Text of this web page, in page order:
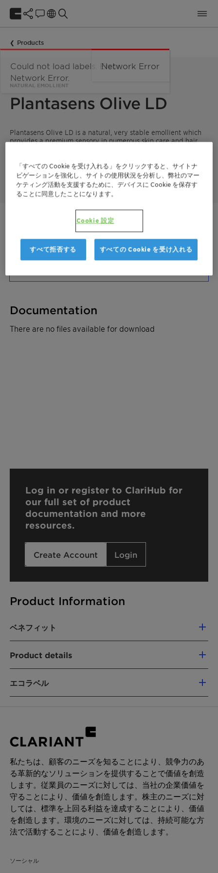
Products
NATURAL EMOLLIENT
Plantasens Olive LD
Plantasens Olive LD is a natural, very stable emollient which
provides a premium sensory in numerous skin care and hair
solubilization power for crystalline UV filters an ideal choice
for sun care applications.
ご連絡ください
サンプルを注文
Product Information
ベネフィット
Excellent compatibility with natural and
synthetic waxes
Very good performance of solubilizing
Product details
Emollient
CHEMICAL TYPE
Plant Oil
用途
Shower, Liquid Soap
Shampoo
Hair Conditioner
Color Cosmetics
エコラベル
Whole Foods Premium
INCI
名:
Hydrogenated Ethylhexyl Olivate (and)
Hydrogenated Olive Oil unsaponifiables
製品機能:
Alternative to silicones, Emollient
再生可能炭素指数(RCI): 92 %
環境ワーキンググループ（EWG）評価: 1
パームを含有
ヴィーガン協会（Vegan Society）ラベルの詳細
Documentation
There are no files available for download
Log in or register to ClariHub for
our full set of product
documentation and more
resources.
Create Account Login
私たちは、顧客のニーズを知ることにより、競争力のあ
る革新的なソリューションを提供することで価値を創造
します。従業員のニーズに対しては、当社の企業価値を
守ることにより、価値を創造します。株主のニーズに対
しては、標準を上回る利益を達成することにより、価値
を創造します。環境のニーズに対しては、持続可能な方
法で活動することにより、価値を創造します。
ソーシャル
「すべての Cookie を受け入れる」をクリックすると、サイトナ
ビゲーションを強化し、サイトの使用状況を分析し、弊社のマー
ケティング活動を支援するために、デバイスに Cookie を保存す
ることに同意したことになります。
Cookie 設定
すべて拒否する すべての Cookie を受け入れる
Could not load labels. Error:
Network Error.
Network Error